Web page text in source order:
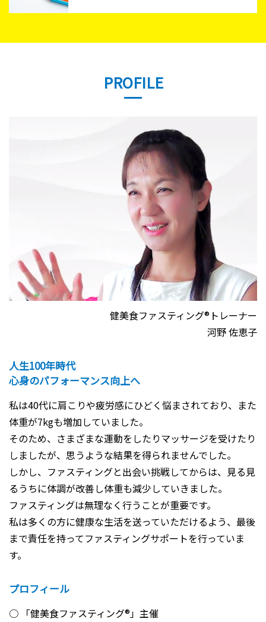
PROFILE
健美食ファスティング®トレーナー
河野 佐恵子
人生100年時代
心身のパフォーマンス向上へ
私は40代に肩こりや疲労感にひどく悩まされており、また
体重が7kgも増加していました。
そのため、さまざまな運動をしたりマッサージを受けたり
しましたが、思うような結果を得られませんでした。
しかし、ファスティングと出会い挑戦してからは、見る見
るうちに体調が改善し体重も減少していきました。
ファスティングは無理なく行うことが重要です。
私は多くの方に健康な生活を送っていただけるよう、最後
まで責任を持ってファスティングサポートを行っていま
す。
プロフィール
「健美食ファスティング®」主催